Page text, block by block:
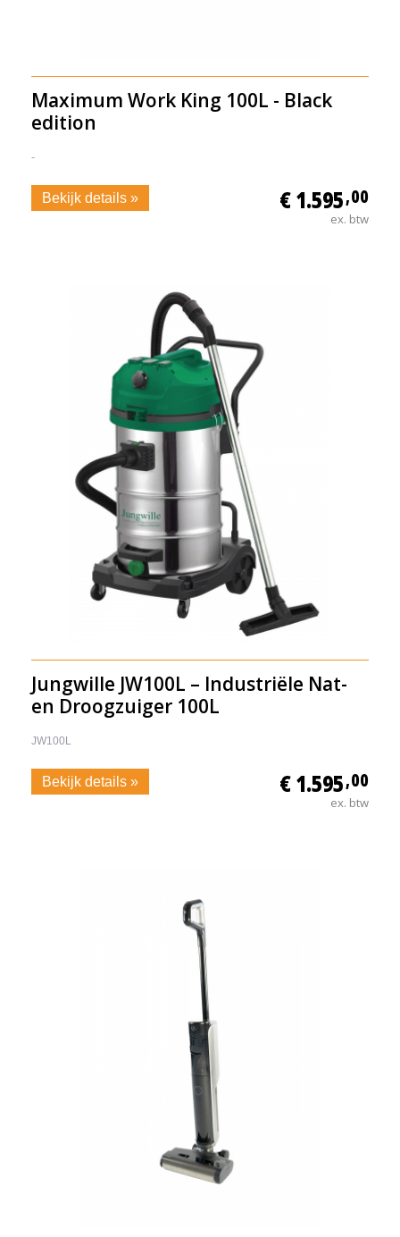
Maximum Work King 100L - Black
edition
-
€ 1.595,00
ex. btw
Bekijk details »
Jungwille JW100L – Industriële Nat-
en Droogzuiger 100L
JW100L
€ 1.595,00
ex. btw
Bekijk details »